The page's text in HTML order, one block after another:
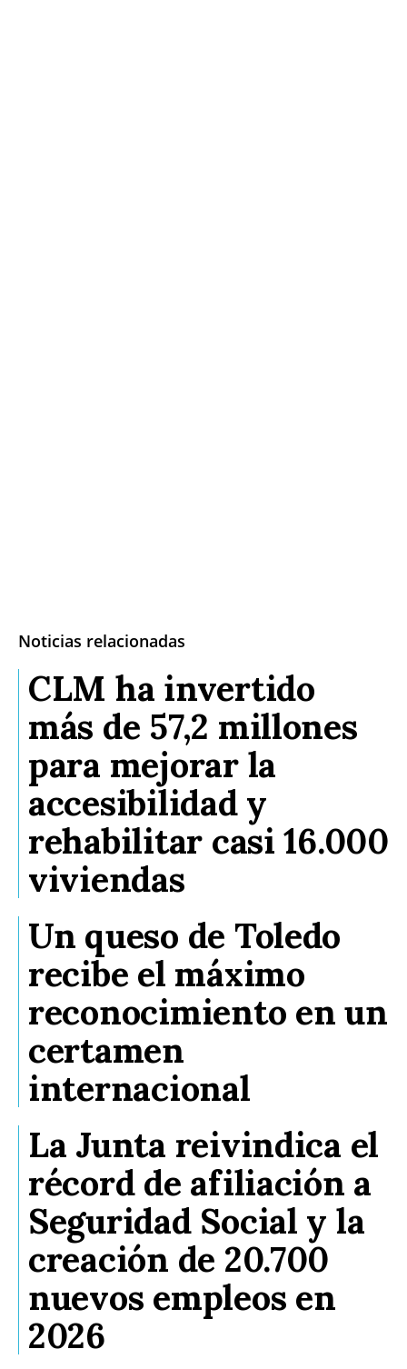
Noticias relacionadas
CLM ha invertido
más de 57,2 millones
para mejorar la
accesibilidad y
rehabilitar casi 16.000
viviendas
Un queso de Toledo
recibe el máximo
reconocimiento en un
certamen
internacional
La Junta reivindica el
récord de afiliación a
Seguridad Social y la
creación de 20.700
nuevos empleos en
2026